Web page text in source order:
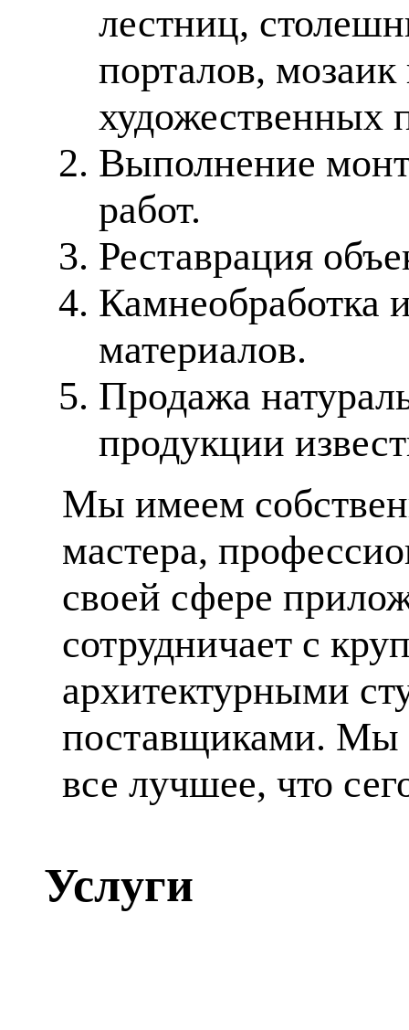
лестниц,
порталов,
художественных
Выполнение
работ.
Реставрация
Камнеобработка
материалов.
Продажа
продукции
Мы имеем
мастера,
своей сфере
сотрудничает с
архитектурными
поставщиками. Мы
все лучшее, что
Услуги